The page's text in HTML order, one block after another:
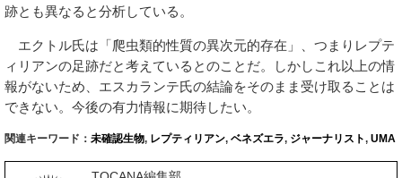
跡とも異なると分析している。
エクトル氏は「爬虫類的性質の異次元的存在」、つまりレプテ
ィリアンの足跡だと考えているとのことだ。しかしこれ以上の情
報がないため、エスカランテ氏の結論をそのまま受け取ることは
できない。今後の有力情報に期待したい。
関連キーワード： 未確認生物, レプティリアン, ベネズエラ, ジャーナリスト, UMA